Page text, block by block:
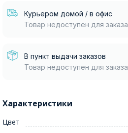
Курьером домой / в офис
Товар недоступен для заказа
В пункт выдачи заказов
Товар недоступен для заказа
Характеристики
Цвет